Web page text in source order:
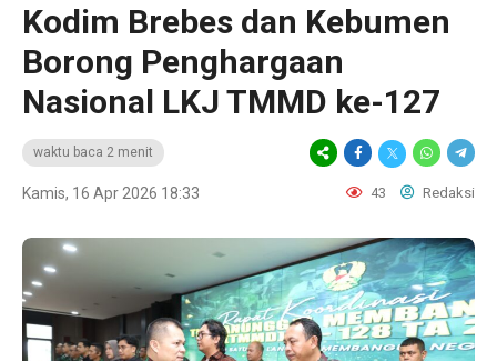
Kodim Brebes dan Kebumen
Borong Penghargaan
Nasional LKJ TMMD ke-127
waktu baca 2 menit
Kamis, 16 Apr 2026 18:33 43 Redaksi